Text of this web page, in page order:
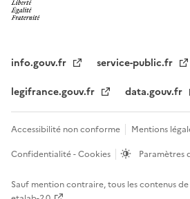
info.gouv.fr
service-public.fr
legifrance.gouv.fr
data.gouv.fr
Accessibilité non conforme Mentions
Confidentialité - Cookies
Paramètres
Sauf mention contraire, tous les contenus